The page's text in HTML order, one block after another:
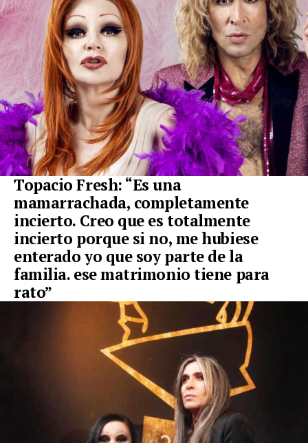
Topacio Fresh: “Es una
mamarrachada, completamente
incierto. Creo que es totalmente
incierto porque si no, me hubiese
enterado yo que soy parte de la
familia. ese matrimonio tiene para
rato”